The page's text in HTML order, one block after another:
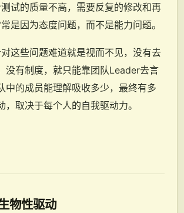
试的质量不高，需要反复的修改和再
是因为态度问题，而不是能力问题。
这些问题难道就是视而不见，没有去
没有制度，就只能靠团队Leader去言
中的成员能理解吸收多少，最终有多
，取决于每个人的自我驱动力。
物性驱动